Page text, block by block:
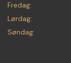
Fredag:
Lørdag:
Søndag: